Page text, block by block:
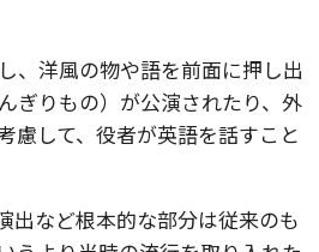
、洋風の物や語を前面に押し出
んぎりもの）が公演されたり、外
慮して、役者が英語を話すこと
出など根本的な部分は従来のも